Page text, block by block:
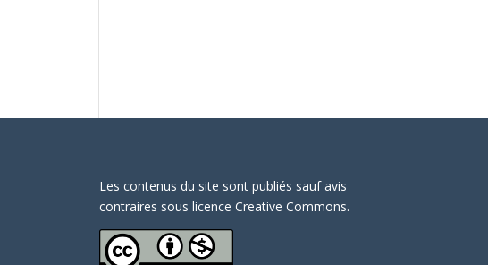
Les contenus du site sont publiés sauf avis
contraires sous licence Creative Commons.